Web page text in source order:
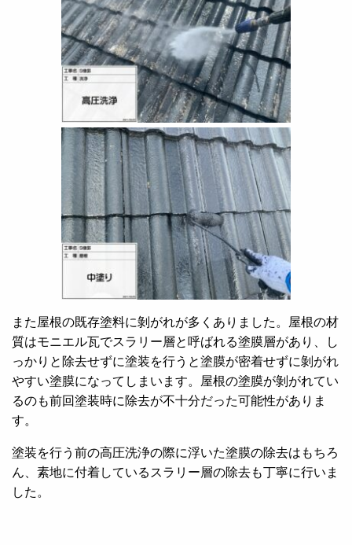
また屋根の既存塗料に剝がれが多くありました。屋根の材
質はモニエル瓦でスラリー層と呼ばれる塗膜層があり、し
っかりと除去せずに塗装を行うと塗膜が密着せずに剝がれ
やすい塗膜になってしまいます。屋根の塗膜が剝がれてい
るのも前回塗装時に除去が不十分だった可能性がありま
す。
塗装を行う前の高圧洗浄の際に浮いた塗膜の除去はもちろ
ん、素地に付着しているスラリー層の除去も丁寧に行いま
した。